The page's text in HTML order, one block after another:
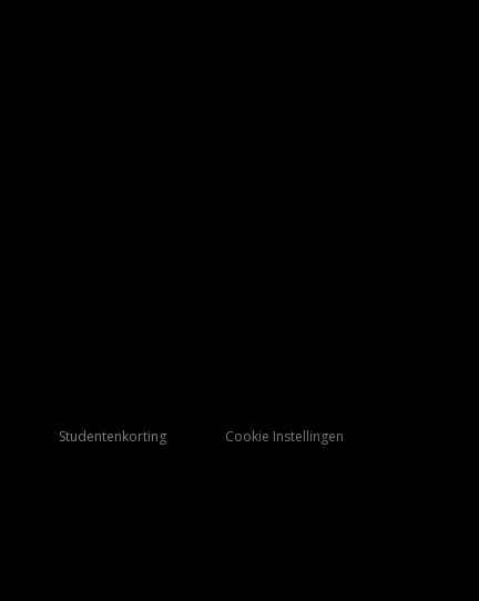
Studentenkorting Cookie Instellingen